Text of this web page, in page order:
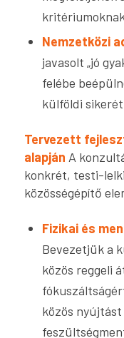
Nemzetközi
javasolt „jó
felébe
külföldi
Tervezett
alapján A
konkrét, testi-
közösségépítő
Fizikai és
Bevezetjük a
közös reggeli
közös